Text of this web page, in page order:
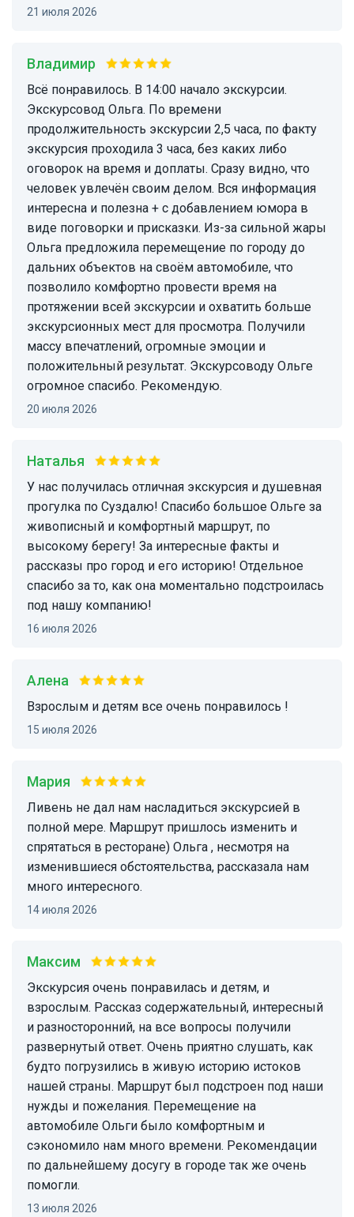
21 июля 2026
Владимир
Всё понравилось. В 14:00 начало экскурсии.
Экскурсовод Ольга. По времени
продолжительность экскурсии 2,5 часа, по факту
экскурсия проходила 3 часа, без каких либо
оговорок на время и доплаты. Сразу видно, что
человек увлечён своим делом. Вся информация
интересна и полезна + с добавлением юмора в
виде поговорки и присказки. Из-за сильной жары
Ольга предложила перемещение по городу до
дальних объектов на своём автомобиле, что
позволило комфортно провести время на
протяжении всей экскурсии и охватить больше
экскурсионных мест для просмотра. Получили
массу впечатлений, огромные эмоции и
положительный результат. Экскурсоводу Ольге
огромное спасибо. Рекомендую.
20 июля 2026
Наталья
У нас получилась отличная экскурсия и душевная
прогулка по Суздалю! Спасибо большое Ольге за
живописный и комфортный маршрут, по
высокому берегу! За интересные факты и
рассказы про город и его историю! Отдельное
спасибо за то, как она моментально подстроилась
под нашу компанию!
16 июля 2026
Алена
взрослым и детям все очень понравилось !
15 июля 2026
Мария
Ливень не дал нам насладиться экскурсией в
полной мере. Маршрут пришлось изменить и
спрятаться в ресторане) Ольга , несмотря на
изменившиеся обстоятельства, рассказала нам
много интересного.
14 июля 2026
Максим
Экскурсия очень понравилась и детям, и
взрослым. Рассказ содержательный, интересный
и разносторонний, на все вопросы получили
развернутый ответ. Очень приятно слушать, как
будто погрузились в живую историю истоков
нашей страны. Маршрут был подстроен под наши
нужды и пожелания. Перемещение на
автомобиле Ольги было комфортным и
сэкономило нам много времени. Рекомендации
по дальнейшему досугу в городе так же очень
помогли.
13 июля 2026